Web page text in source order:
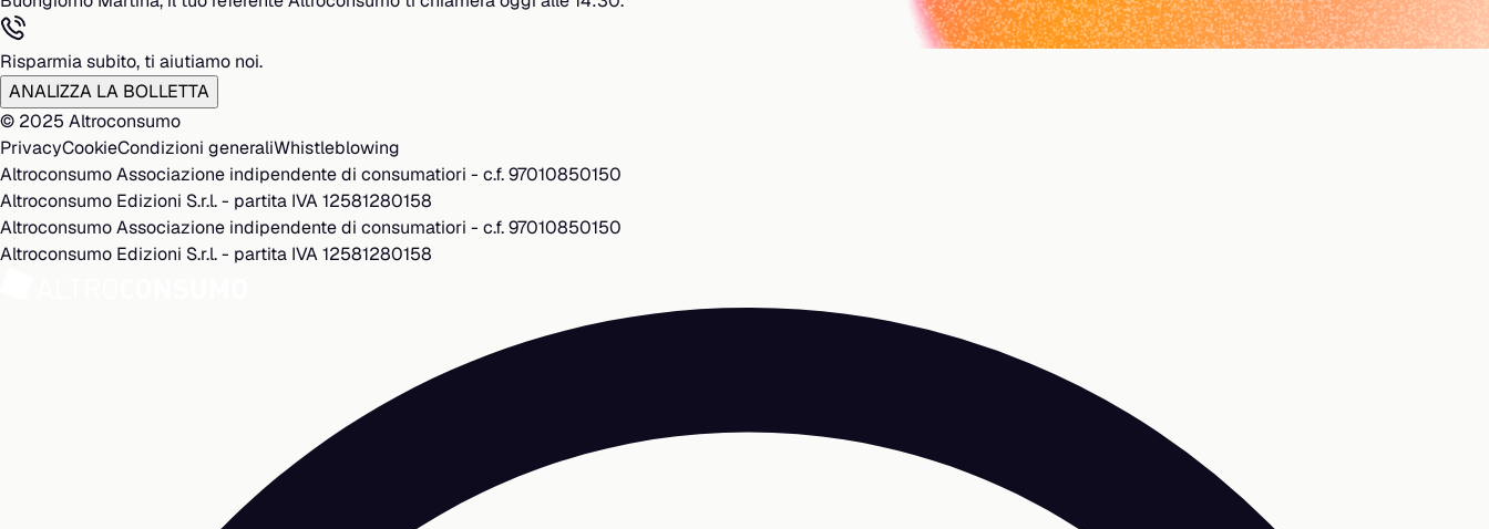
Risparmia subito, ti aiutiamo noi.
ANALIZZA LA BOLLETTA
© 2025 Altroconsumo
PrivacyCookieCondizioni generaliWhistleblowing
Altroconsumo Associazione indipendente di consumatiori - c.f. 97010850150
Altroconsumo Edizioni S.r.l. - partita IVA 12581280158
Altroconsumo Associazione indipendente di consumatiori - c.f. 97010850150
Altroconsumo Edizioni S.r.l. - partita IVA 12581280158